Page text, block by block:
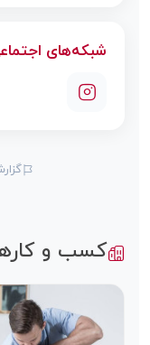
شبکه‌های
کسب و